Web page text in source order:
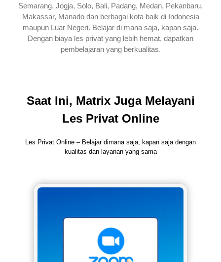
Semarang, Jogja, Solo, Bali, Padang, Medan, Pekanbaru,
Makassar, Manado dan berbagai kota baik di Indonesia
maupun Luar Negeri. Belajar di mana saja, kapan saja.
Dengan biaya les privat yang lebih hemat, dapatkan
pembelajaran yang berkualitas.
Saat Ini, Matrix Juga Melayani
Les Privat Online
Les Privat Online – Belajar dimana saja, kapan saja dengan
kualitas dan layanan yang sama